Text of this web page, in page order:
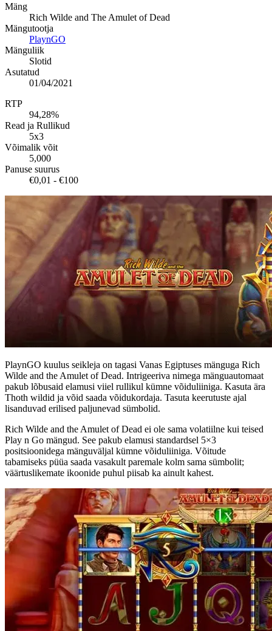
Mäng
Rich Wilde and The Amulet of Dead
Mängutootja
PlaynGO
Mänguliik
Slotid
Asutatud
01/04/2021
RTP
94,28%
Read ja Rullikud
5x3
Võimalik võit
5,000
Panuse suurus
€0,01 - €100
PlaynGO kuulus seikleja on tagasi Vanas Egiptuses mänguga Rich
Wilde and the Amulet of Dead. Intrigeeriva nimega mänguautomaat
pakub lõbusaid elamusi viiel rullikul kümne võiduliiniga. Kasuta ära
Thoth wildid ja võid saada võidukordaja. Tasuta keerutuste ajal
lisanduvad erilised paljunevad sümbolid.
Rich Wilde and the Amulet of Dead ei ole sama volatiilne kui teised
Play n Go mängud. See pakub elamusi standardsel 5×3
positsioonidega mänguväljal kümne võiduliiniga. Võitude
tabamiseks püüa saada vasakult paremale kolm sama sümbolit;
väärtuslikemate ikoonide puhul piisab ka ainult kahest.